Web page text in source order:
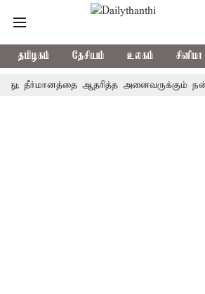
தமிழகம் தேசியம் உலகம் சினிமா
ஆதரித்த அனைவருக்கும் நன்றி: